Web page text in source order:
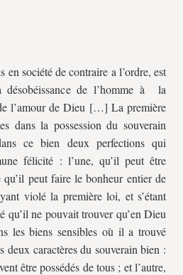
en société de contraire a l’ordre, est
de l’homme à la
l’amour de Dieu […] La première
dans la possession du souverain
ce bien deux perfections qui
félicité : l’une, qu’il peut être
qu’il peut faire le bonheur entier de
violé la première loi, et s’étant
qu’il ne pouvait trouver qu’en Dieu
les biens sensibles où il a trouvé
deux caractères du souverain bien :
être possédés de tous ; et l’autre,